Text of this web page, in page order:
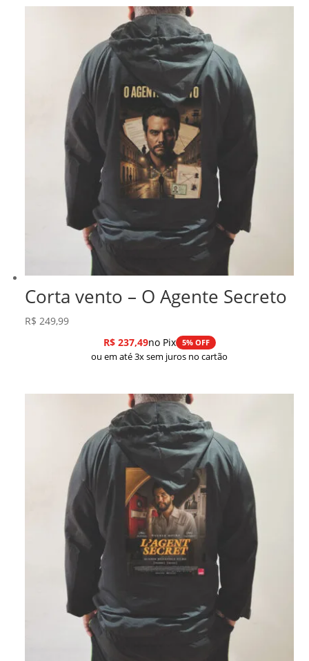
Corta vento – O Agente Secreto
R$ 249,99
R$237,49no Pix 5% OFF
ou em até 3x sem juros no cartão